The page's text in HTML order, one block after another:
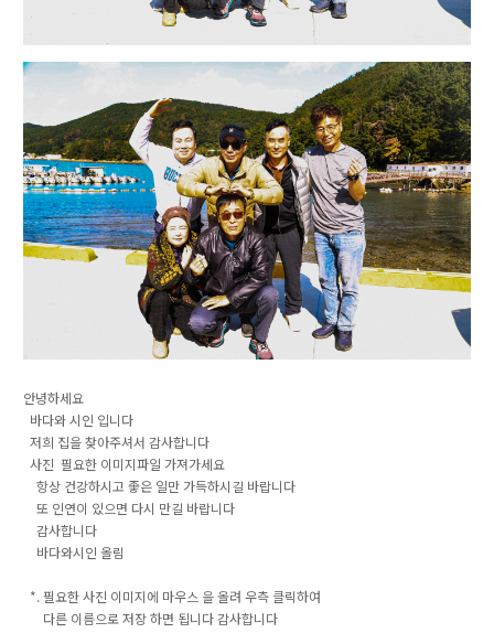
안녕하세요
바다와 시인 입니다
저희 집을 찾아주셔서 감사합니다
사진 필요한 이미지파일 가져가세요
항상 건강하시고 좋은 일만 가득하시길 바랍니다
또 인연이 있으면 다시 만길 바랍니다
감사합니다
바다와시인 올림
*. 필요한 사진 이미지에 마우스 을 올려 우측 클릭하여
다른 이름으로 저장 하면 됩니다 감사합니다